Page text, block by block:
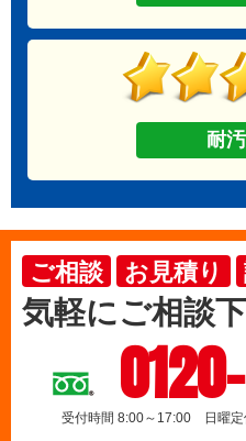
耐
ご相談 お見積り
気軽にご相談
受付時間 8:00～17:00 日曜